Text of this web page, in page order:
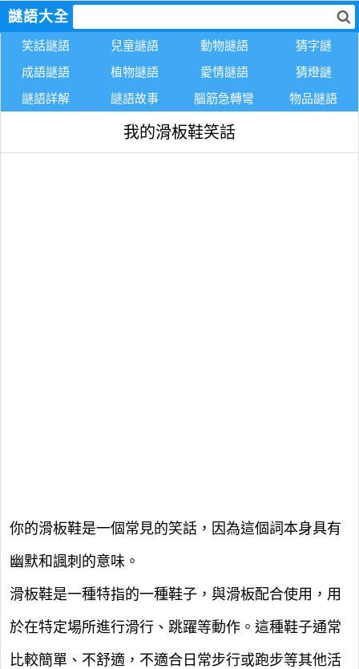
謎語大全
笑話謎語 兒童謎語 動物謎語
猜字謎
成語謎語
植物謎語 愛情謎語
猜燈謎
謎語詳解
謎語故事 腦筋急轉彎 物品謎語
我的滑板鞋笑話
你的滑板鞋是一個常見的笑話，因為這個詞本身具有
幽默和諷刺的意味。
滑板鞋是一種特指的一種鞋子，與滑板配合使用，用
於在特定場所進行滑行、跳躍等動作。這種鞋子通常
比較簡單、不舒適，不適合日常步行或跑步等其他活